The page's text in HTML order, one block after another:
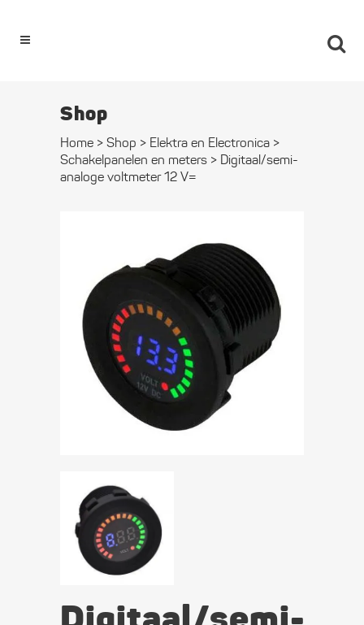
Shop
Home > Shop > Elektra en Electronica >
Schakel­­panelen en meters > Digitaal/semi-
analoge voltmeter 12 V=